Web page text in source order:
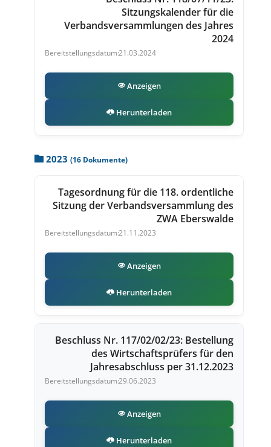
Sitzungskalender für die
Verbandsversammlungen des Jahres
2024
21.03.2024
Anzeigen
Herunterladen
2023 (16 Dokumente)
Tagesordnung für die 118. ordentliche
Sitzung der Verbandsversammlung des
ZWA Eberswalde
21.11.2023
Anzeigen
Herunterladen
Beschluss Nr. 117/02/02/23: Bestellung
des Wirtschaftsprüfers für den
Jahresabschluss per 31.12.2023
29.06.2023
Anzeigen
Herunterladen